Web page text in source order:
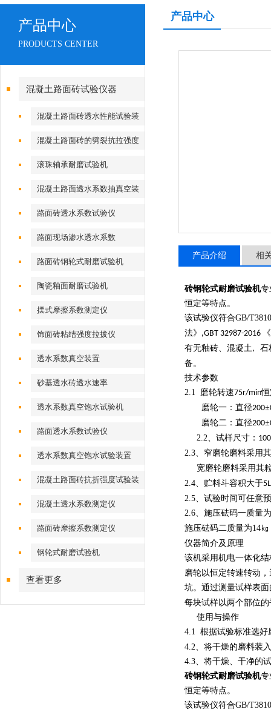
产品中心
PRODUCTS CENTER
混凝土路面砖试验仪器
混凝土路面砖透水性能试验装
置
混凝土路面砖的劈裂抗拉强度
试验装置（夹具）
滚珠轴承耐磨试验机
混凝土路面透水系数抽真空装
路面砖透水系数试验仪
路面现场渗水透水系数
路面砖钢轮式耐磨试验机
陶瓷釉面耐磨试验机
摆式摩擦系数测定仪
饰面砖粘结强度拉拔仪
透水系数真空装置
砂基透水砖透水速率
透水系数真空饱水试验机
路面透水系数试验仪
透水系数真空饱水试验装置
混凝土路面砖抗折强度试验装
置
混凝土透水系数测定仪
路面砖摩擦系数测定仪
钢轮式耐磨试验机
查看更多
产品中心
产品介绍 相
砖钢轮式耐磨试验机专
恒定等特点。
该试验仪符合GB/
法》 ,GBT 32987-2016
有无釉砖、混凝土, 石
备。
技术参数
2.1 磨轮转速75r/min
磨轮一：直径200±
磨轮二：直径200±
2.2、试样尺寸：
2.3、窄磨轮磨料采用
宽磨轮磨料采用其
2.4、贮料斗容积大于5L
2.5、试验时间可任意
2.6、施压砝码一质量为
施压砝码二质量为14
仪器简介及原理
该机采用机电一体化
磨轮以恒定转速转动
坑。通过测量试样表
每块试样以两个部位
使用与操作
4.1 根据试验标准选好
4.2、将干燥的磨料装
4.3、将干燥、干净的
砖钢轮式耐磨试验机专
恒定等特点。
该试验仪符合GB/